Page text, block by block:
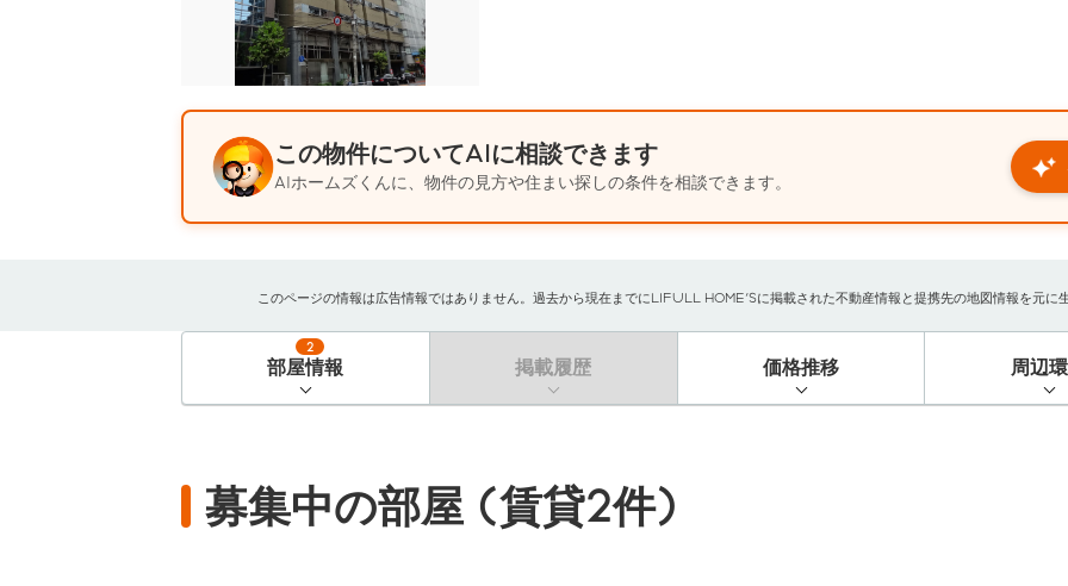
この物件についてAIに相談できます
AIホームズくんに、物件の見方や住まい探しの条件を相談できます。
このページの情報は広告情報ではありません。過去から現在までにLIFULL HOME'Sに掲載された不動産情報と提携先の地図情報を元
部屋情報
2
掲載履歴 価格推移 周辺
募集中の部屋 (賃貸2件)